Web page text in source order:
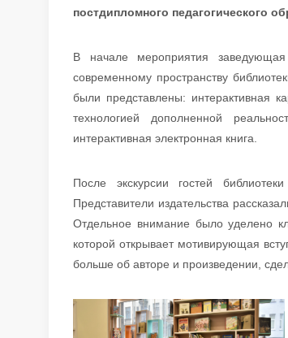
постдипломного педагогического
В начале мероприятия
современному пространству
были представлены: интерактивная
технологией дополненной
интерактивная электронная книга.
После экскурсии гостей
Представители издательства
Отдельное внимание было уделено
которой открывает мотивирующая
больше об авторе и произведении,